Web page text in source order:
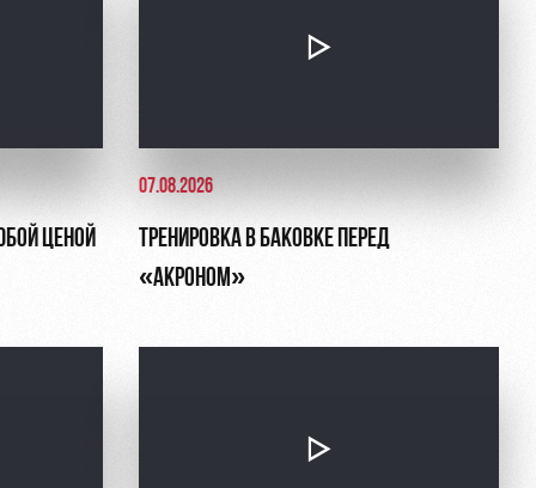
ЦЕНОЙ
07.08.2026
ТРЕНИРОВКА В БАКОВКЕ ПЕРЕД
«АКРОНОМ»